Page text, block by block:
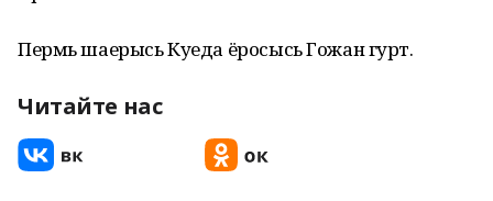
Пермь шаерысь Куеда ёросысь Гожан гурт.
Читайте нас